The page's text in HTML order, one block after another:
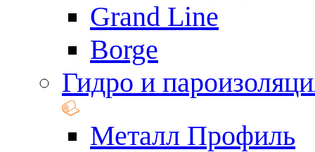
Grand Line
Borge
Гидро и
Металл Профиль